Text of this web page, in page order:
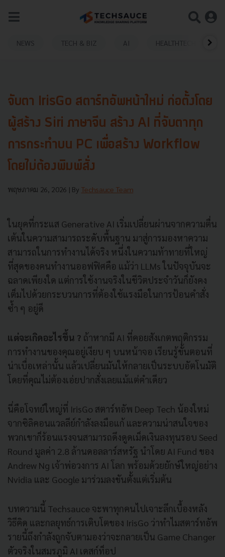
NEWS TECH & BIZ AI HEALTHTECH
จับตา IrisGo สตาร์ทอัพหน้าใหม่ ก่อตั้งโดย
ผู้สร้าง Siri ภาษาจีน สร้าง AI ที่จับตาทุก
การกระทำบน PC เพื่อสร้าง Workflow
โดยไม่ต้องพิมพ์สั่ง
พฤษภาคม 26, 2026 | By Techsauce Team
ในยุคที่กระแส Generative AI เริ่มเปลี่ยนผ่านจากความตื่น
เต้นในความสามารถระดับพื้นฐาน มาสู่การมองหาความ
สามารถในการทำงานได้จริง หนึ่งในความท้าทายที่ใหญ่
ที่สุดของคนทำงานออฟฟิศคือ แม้ว่า LLMs ในปัจจุบันจะ
ฉลาดเพียงใด แต่การใช้งานจริงในชีวิตประจำวันก็ยังคง
เต็มไปด้วยกระบวนการที่ต้องใช้แรงมือในการป้อนคำสั่ง
ซ้ำ ๆ อยู่ดี
แต่จะเกิดอะไรขึ้น ? ถ้าหากมี AI ที่คอยสังเกตพฤติกรรม
การทำงานของคุณอยู่เงียบ ๆ บนหน้าจอ เรียนรู้ขั้นตอนที่
น่าเบื่อเหล่านั้น แล้วเปลี่ยนมันให้กลายเป็นระบบอัตโนมัติ
โดยที่คุณไม่ต้องเอ่ยปากสั่งเลยแม้แต่คำเดียว
นี่คือโจทย์ใหญ่ที่ IrisGo สตาร์ทอัพ Deep Tech น้องใหม่
จากซิลิคอนแวลลีย์กำลังลงมือแก้ และความน่าสนใจของ
พวกเขาก็ร้อนแรงจนสามารถดึงดูดเม็ดเงินลงทุนรอบ Seed
Round มูลค่า 2.8 ล้านดอลลาร์สหรัฐ นำโดย AI Fund ของ
Andrew Ng เจ้าพ่อวงการ AI โลก พร้อมด้วยยักษ์ใหญ่อย่าง
Nvidia และ Google มาร่วมลงขันตั้งแต่เริ่มต้น
บทความนี้ Techsauce จะพาทุกคนไปเจาะลึกเบื้องหลัง
วิธีคิด และกลยุทธ์การเติบโตของ IrisGo ว่าทำไมสตาร์ทอัพ
รายนี้ถึงกำลังถูกจับตามองว่าจะกลายเป็น Game Changer
ตัวจริงในสมรภูมิ AI เดสก์ท็อป